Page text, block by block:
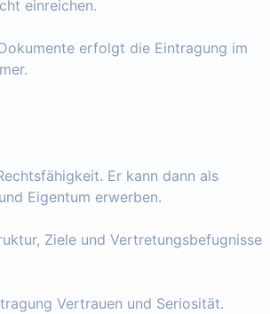
einreichen.
erfolgt die Eintragung im
Er kann dann als
Eigentum erwerben.
Ziele und Vertretungsbefugnisse
Vertrauen und Seriosität.